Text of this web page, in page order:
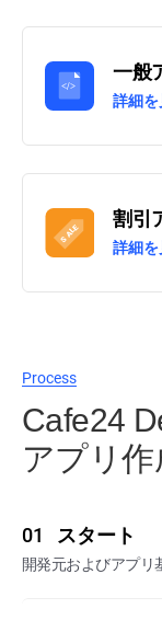
一般
詳細を
割引
詳細を
Process
Cafe24
アプリ
01 スタート
開発元およびアプリ